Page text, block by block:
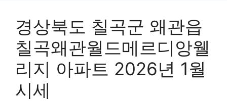
경상북도 칠곡군 왜관읍
칠곡왜관월드메르디앙웰
리지 아파트 2026년 1월
시세